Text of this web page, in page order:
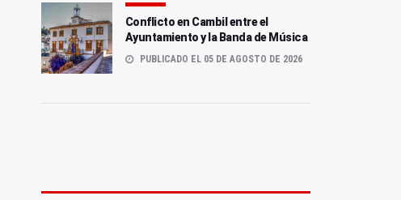
Conflicto en Cambil entre el
Ayuntamiento y la Banda de Música
PUBLICADO EL 05 DE AGOSTO DE 2026